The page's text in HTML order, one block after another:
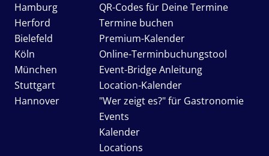
Hamburg
Herford
Bielefeld
Köln
München
Stuttgart
Hannover
QR-Codes für Deine Termine
Termine buchen
Premium-Kalender
Online-Terminbuchungstool
Event-Bridge Anleitung
Location-Kalender
"Wer zeigt es?" für Gastronomie
Events
Kalender
Locations